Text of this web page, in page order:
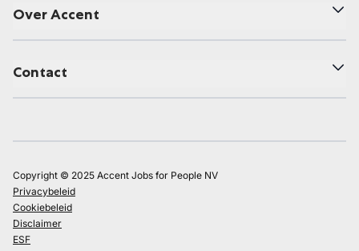
Over Accent
Contact
Copyright © 2025 Accent Jobs for People NV
Privacybeleid
Cookiebeleid
Disclaimer
ESF